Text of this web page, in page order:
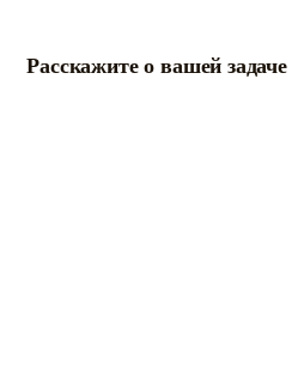
Расскажите о вашей задаче